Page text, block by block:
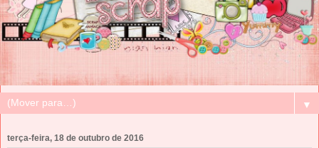
▼
terça-feira, 18 de outubro de 2016